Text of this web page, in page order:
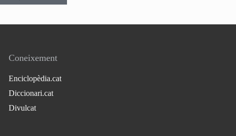
Coneixement
Enciclopèdia.cat
Diccionari.cat
Divulcat